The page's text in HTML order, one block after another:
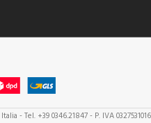
- Tel. +39 0346.21847 - P. IVA